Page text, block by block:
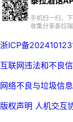
手机扫一扫，下
收集分享泰拉
浙ICP备
互联网违法和不良
网络不良与垃圾信
版权声明 人机交互